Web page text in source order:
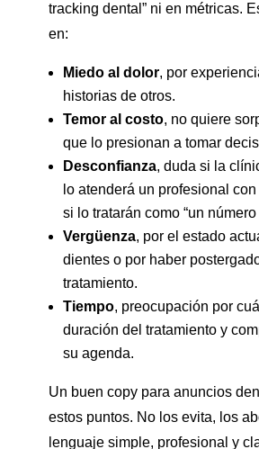
tracking dental” ni en métricas.
en:
Miedo al dolor, por
historias de otros.
Temor al costo, no quiere
que lo presionan a tomar
Desconfianza, duda si la
lo atenderá un profesional
si lo tratarán como “un número
Vergüenza, por el estado
dientes o por haber
tratamiento.
Tiempo, preocupación por
duración del tratamiento y
su agenda.
Un buen copy para anuncios
estos puntos. No los evita, los
lenguaje simple, profesional y